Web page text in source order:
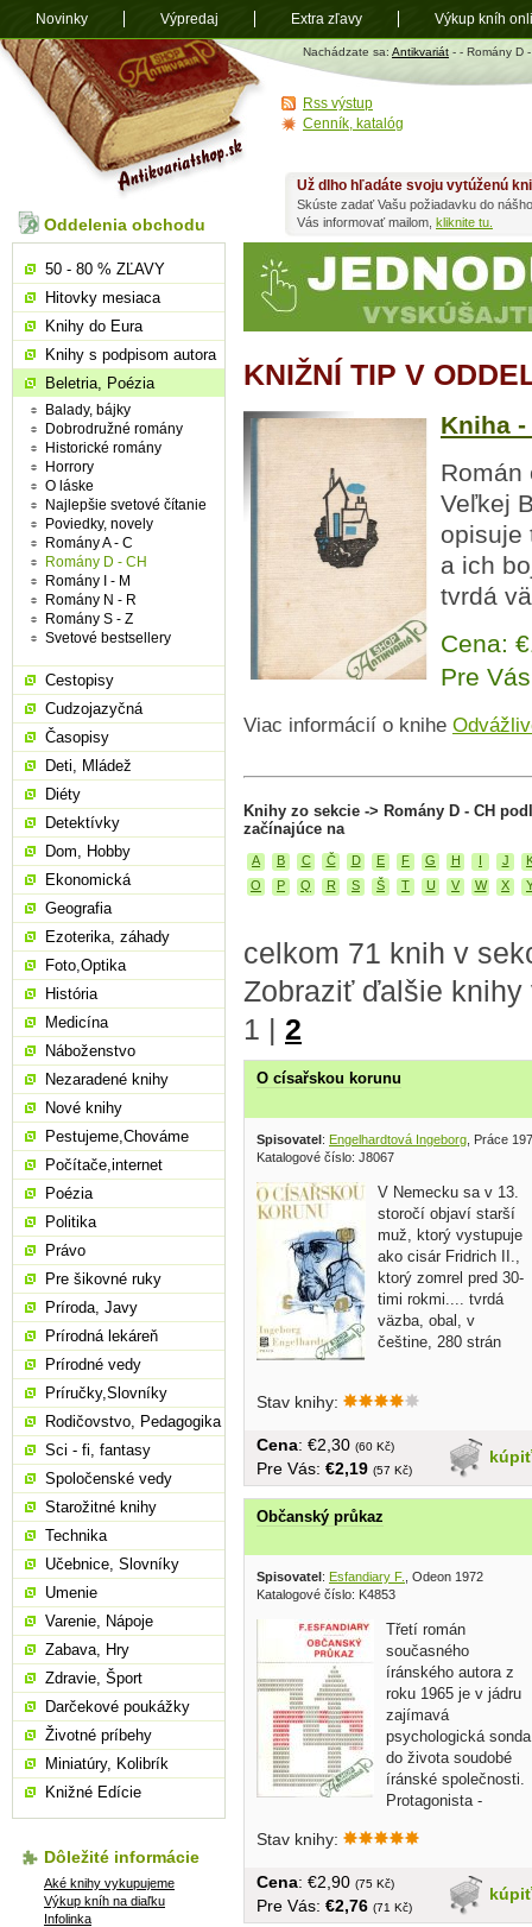
Antikvariát
shop.sk
Nachádzate sa: Antikvariát - - Romány D
KNIŽNÍ TIP V
Kniha
Román
Veľkej
opisuje
a ich
tvrdá
Cena:
Pre
Viac informácií o knihe
Knihy zo sekcie -> Romány D - CH
začínajúce na
A B C Č D E F G H I J
O
P Q R S Š T U V W X
celkom 71 knih v
Zobraziť ďalšie
1 | 2
O císařskou korunu
Spisovatel: Engelhardtová Ingeborg , Práce
Katalogové číslo: J8067
V Nemecku sa v 13.
storočí objaví starší
muž, ktorý vystupuje
ako cisár Fridrich II.,
ktorý zomrel pred 30-
timi rokmi.... tvrdá
väzba, obal, v
češtine, 280 strán
Stav knihy:
kúpiť
Cena: €2,30 (60 Kč)
Pre Vás: €2,19 (57 Kč)
Občanský průkaz
Spisovatel : Esfandiary F., Odeon 1972
Katalogové číslo: K4853
Třetí román
současného
íránského autora z
roku 1965 je v jádru
zajímavá
psychologická sonda
do života soudobé
íránské společnosti.
Protagonista -
Stav knihy:
kúpiť
Cena: €2,90 (75 Kč)
Pre Vás: €2,76 (71 Kč)
Už dlho hľadáte svoju vytúženú
Skúste zadať Vašu požiadavku do
Vás informovať mailom, kliknite tu.
Oddelenia obchodu
50 - 80 % ZĽAVY
Hitovky mesiaca
Knihy do Eura
Knihy s podpisom autora
Beletria, Poézia
Balady, bájky
Dobrodružné romány
Historické romány
Horrory
O láske
Najlepšie svetové čítanie
Poviedky, novely
Romány A - C
Romány D - CH
Romány I - M
Romány N - R
Romány S - Z
Svetové bestsellery
Cestopisy
Cudzojazyčná
Časopisy
Deti, Mládež
Diéty
Detektívky
Dom, Hobby
Ekonomická
Geografia
Ezoterika, záhady
Foto,Optika
História
Medicína
Náboženstvo
Nezaradené knihy
Nové knihy
Pestujeme,Chováme
Počítače,internet
Poézia
Politika
Právo
Pre šikovné ruky
Príroda, Javy
Prírodná lekáreň
Prírodné vedy
Príručky,Slovníky
Rodičovstvo, Pedagogika
Sci - fi, fantasy
Spoločenské vedy
Starožitné knihy
Technika
Učebnice, Slovníky
Umenie
Varenie, Nápoje
Zabava, Hry
Zdravie, Šport
Darčekové poukážky
Životné príbehy
Miniatúry, Kolibrík
Knižné Edície
Dôležité informácie
Aké knihy vykupujeme
Výkup kníh na diaľku
Infolinka
Rss výstup
Cenník, katalóg
Novinky Výpredaj Extra zľavy Výkup kníh